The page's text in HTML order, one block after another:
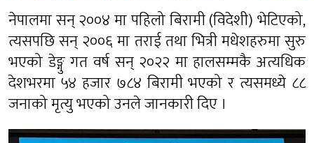
नेपालमा सन् २००४ मा पहिलो बिरामी (विदेशी) भेटिएको,
त्यसपछि सन् २००६ मा तराई तथा भित्री मधेशहरुमा सुरु
भएको डेङ्गु गत वर्ष सन् २०२२ मा हालसम्मकै अत्यधिक
देशभरमा ५४ हजार ७८४ बिरामी भएको र त्यसमध्ये ८८
जनाको मृत्यु भएको उनले जानकारी दिए ।